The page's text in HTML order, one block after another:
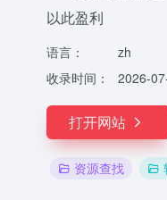
以此盈利
语言：
zh
收录时间：
2026-
打开网站
资源查找